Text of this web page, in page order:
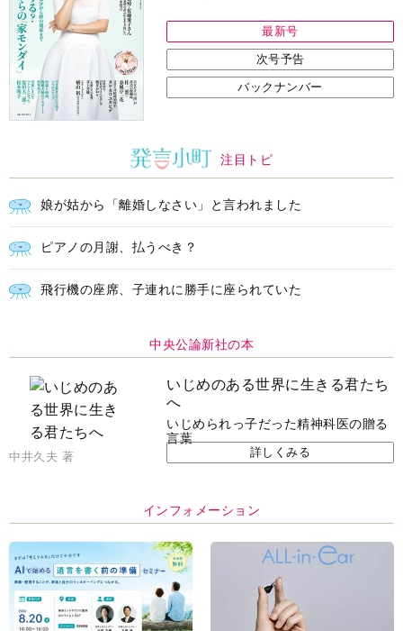
最新号
次号予告
バックナンバー
注目トピ
娘が姑から「離婚しなさい」と言われました
ピアノの月謝、払うべき？
飛行機の座席、子連れに勝手に座られていた
中央公論新社の本
いじめのある世界に生きる君たち
へ
いじめられっ子だった精神科医の贈る
言葉
中井久夫 著 詳しくみる
インフォメーション